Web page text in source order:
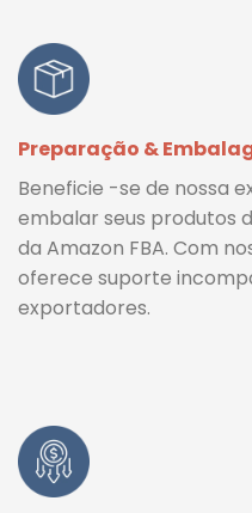
Preparação &
Beneficie -se de nossa
embalar seus produtos
da Amazon FBA. Com
oferece suporte
exportadores.